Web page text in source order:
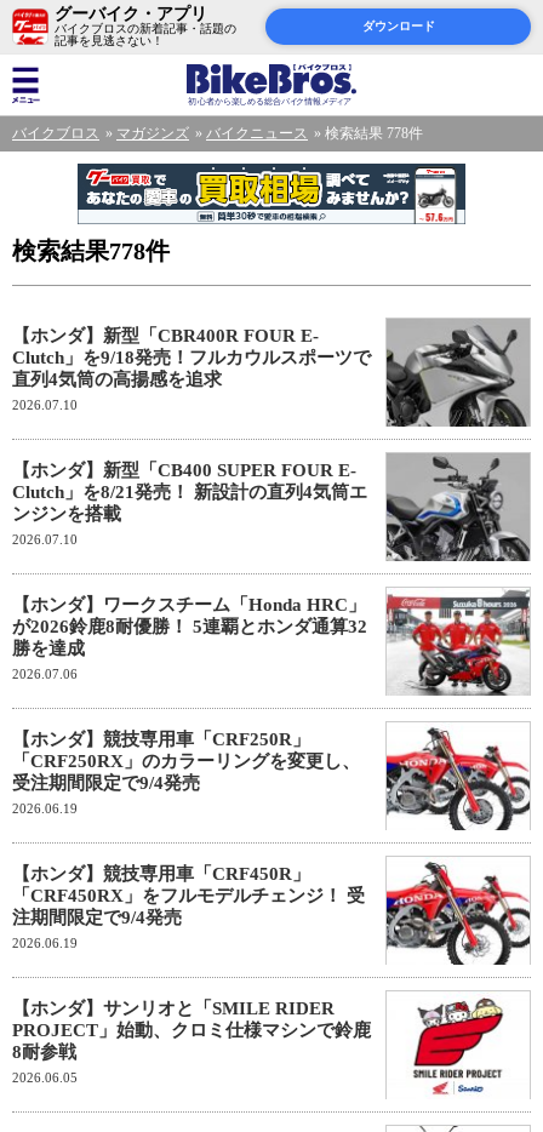
グーバイク・アプリ
バイクブロスの新着記事・話題の
記事を見逃さない！
ダウンロード
バイクブロス マガジンズ バイクニュース 検索結果 778件
検索結果778件
【ホンダ】新型「CBR400R FOUR E-
Clutch」を9/18発売！フルカウルスポーツで
直列4気筒の高揚感を追求
2026.07.10
【ホンダ】新型「CB400 SUPER FOUR E-
Clutch」を8/21発売！ 新設計の直列4気筒エ
ンジンを搭載
2026.07.10
【ホンダ】ワークスチーム「Honda HRC」
が2026鈴鹿8耐優勝！ 5連覇とホンダ通算32
勝を達成
2026.07.06
【ホンダ】競技専用車「CRF250R」
「CRF250RX」のカラーリングを変更し、
受注期間限定で9/4発売
2026.06.19
【ホンダ】競技専用車「CRF450R」
「CRF450RX」をフルモデルチェンジ！ 受
注期間限定で9/4発売
2026.06.19
【ホンダ】サンリオと「SMILE RIDER
PROJECT」始動、クロミ仕様マシンで鈴鹿
8耐参戦
2026.06.05